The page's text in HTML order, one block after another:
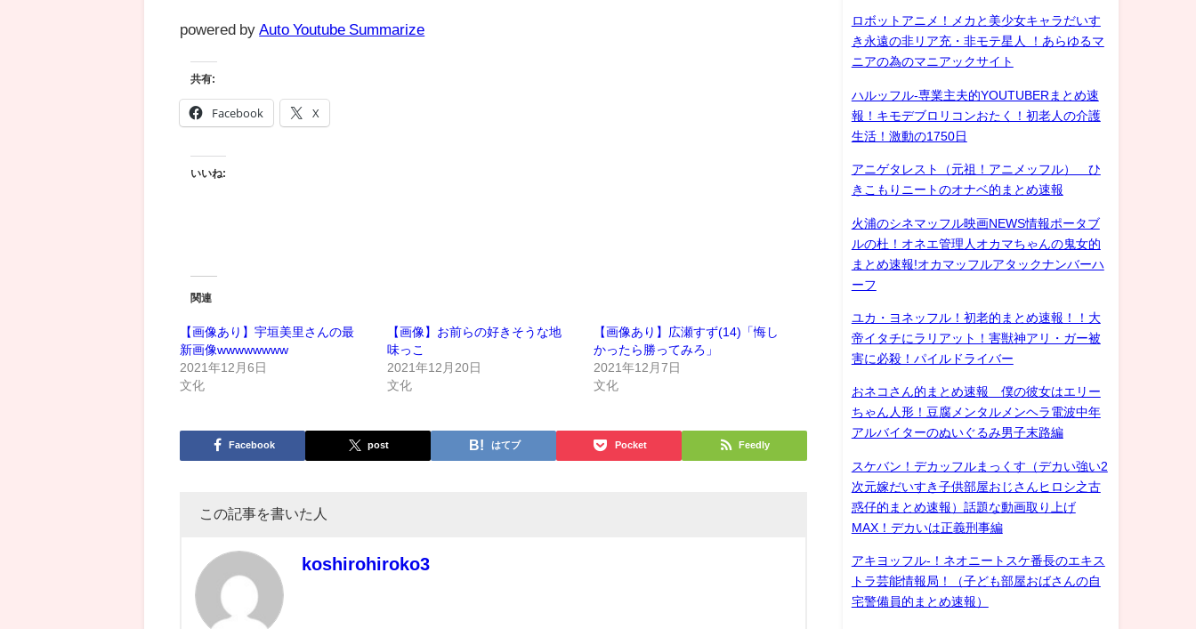
powered by Auto Youtube Summarize
共有:
Facebook X
いいね:
関連
【画像あり】宇垣美里さんの最
新画像wwwwwwww
2021年12月6日
文化
【画像】お前らの好きそうな地
味っこ
2021年12月20日
文化
【画像あり】広瀬すず(14)「悔し
かったら勝ってみろ」
2021年12月7日
文化
Facebook post はてブ Pocket Feedly
この記事を書いた人
koshirohiroko3
ロボットアニメ！メカと美少女キャラだいす
き永遠の非リア充・非モテ星人 ！あらゆるマ
ニアの為のマニアックサイト
ハルッフル-専業主夫的YOUTUBERまとめ速
報！キモデブロリコンおたく！初老人の介護
生活！激動の1750日
アニゲタレスト（元祖！アニメッフル） ひ
きこもりニートのオナベ的まとめ速報
火浦のシネマッフル映画NEWS情報ポータブ
ルの杜！オネエ管理人オカマちゃんの鬼女的
まとめ速報!オカマッフルアタックナンバーハ
ーフ
ユカ・ヨネッフル！初老的まとめ速報！！大
帝イタチにラリアット！害獣神アリ・ガー被
害に必殺！パイルドライバー
おネコさん的まとめ速報 僕の彼女はエリー
ちゃん人形！豆腐メンタルメンヘラ電波中年
アルバイターのぬいぐるみ男子末路編
スケバン！デカッフルまっくす（デカい強い2
次元嫁だいすき子供部屋おじさんヒロシ之古
惑仔的まとめ速報）話題な動画取り上げ
MAX！デカいは正義刑事編
アキヨッフル-！ネオニートスケ番長のエキス
トラ芸能情報局！（子ども部屋おばさんの自
宅警備員的まとめ速報）